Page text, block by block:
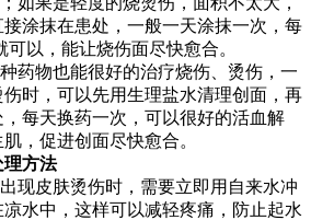
涂抹在患处，一般一天涂抹一次，每
以，能让烧伤面尽快愈合。
物也能很好的治疗烧伤、烫伤，一
时，可以先用生理盐水清理创面，再
每天换药一次，可以很好的活血解
，促进创面尽快愈合。
理方法
皮肤烫伤时，需要立即用自来水冲
水中，这样可以减轻疼痛，防止起水